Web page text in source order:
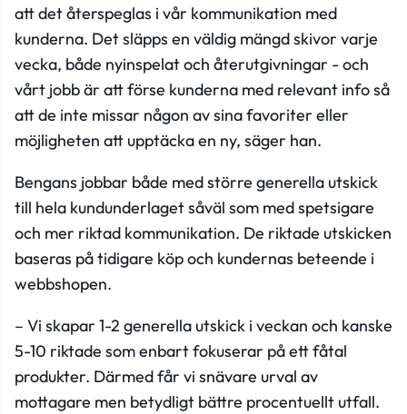
att det återspeglas i vår kommunikation med
kunderna. Det släpps en väldig mängd skivor varje
vecka, både nyinspelat och återutgivningar - och
vårt jobb är att förse kunderna med relevant info så
att de inte missar någon av sina favoriter eller
möjligheten att upptäcka en ny, säger han.
Bengans jobbar både med större generella utskick
till hela kundunderlaget såväl som med spetsigare
och mer riktad kommunikation. De riktade utskicken
baseras på tidigare köp och kundernas beteende i
webbshopen.
– Vi skapar 1-2 generella utskick i veckan och kanske
5-10 riktade som enbart fokuserar på ett fåtal
produkter. Därmed får vi snävare urval av
mottagare men betydligt bättre procentuellt utfall.